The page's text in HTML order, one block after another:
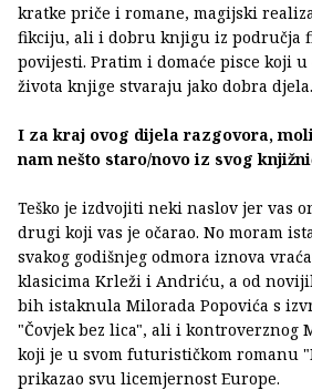
kratke priče i romane, magijski
fikciju, ali i dobru knjigu iz područja
povijesti. Pratim i domaće pisce koji
života knjige stvaraju jako dobra djela.
I za kraj ovog dijela razgovora,
nam nešto staro/novo iz svog
Teško je izdvojiti neki naslov jer vas
drugi koji vas je očarao. No moram
svakog godišnjeg odmora iznova
klasicima Krleži i Andriću, a od
bih istaknula Milorada Popovića s
"Čovjek bez lica", ali i kontroverznog
koji je u svom futurističkom romanu
prikazao svu licemjernost Europe.